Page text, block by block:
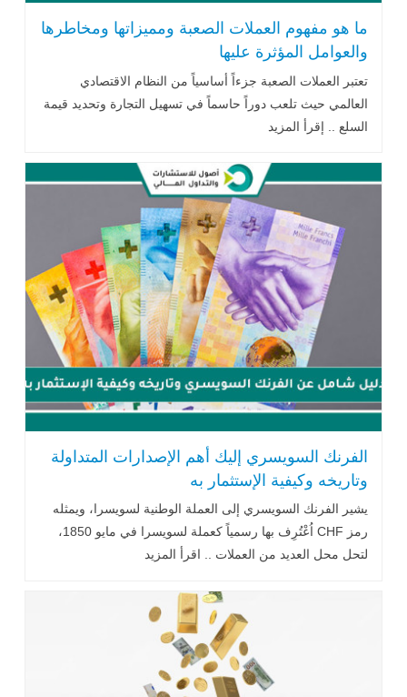
ما هو مفهوم العملات الصعبة ومميزاتها ومخاطرها
والعوامل المؤثرة عليها
تعتبر العملات الصعبة جزءاً أساسياً من النظام الاقتصادي
العالمي حيث تلعب دوراً حاسماً في تسهيل التجارة وتحديد قيمة
السلع .. إقرأ المزيد
الفرنك السويسري إليك أهم الإصدارات المتداولة
وتاريخه وكيفية الإستثمار به
يشير الفرنك السويسري إلى العملة الوطنية لسويسرا، ويمثله
رمز CHF اُعْتُرِف بها رسمياً كعملة لسويسرا في مايو 1850،
لتحل محل العديد من العملات .. اقرأ المزيد